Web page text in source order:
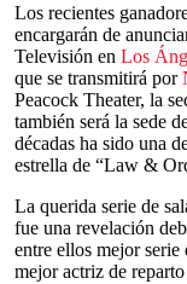
Los recientes
encargarán de
Televisión en Los
que se transmitirá por
Peacock Theater, la
también será la sede
décadas ha sido una
estrella de “Law &
La querida serie de
fue una revelación
entre ellos mejor
mejor actriz de